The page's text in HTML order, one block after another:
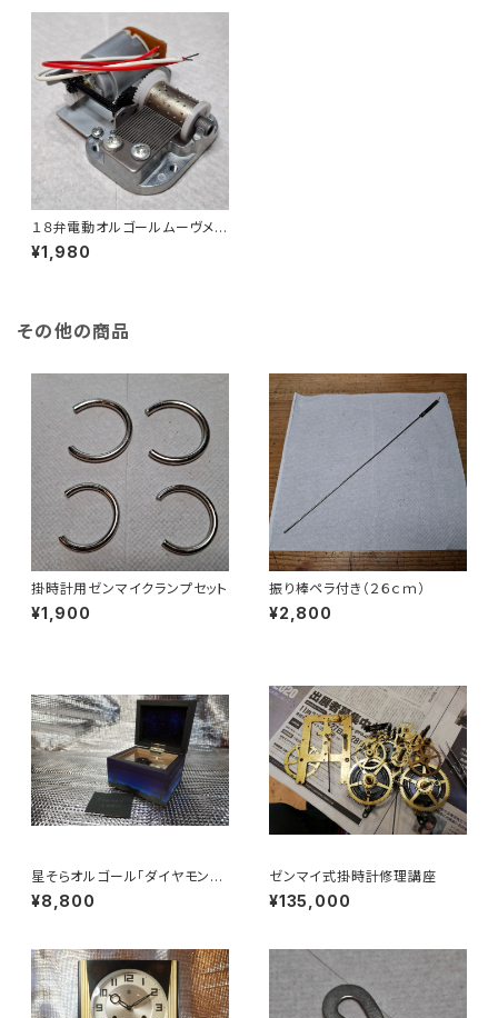
１８弁電動オルゴールムーヴメン
ト
¥1,980
その他の商品
掛時計用ゼンマイクランプセット
¥1,900
振り棒ペラ付き（２６ｃｍ）
¥2,800
星そらオルゴール「ダイヤモンド
の星」
¥8,800
ゼンマイ式掛時計修理講座
¥135,000